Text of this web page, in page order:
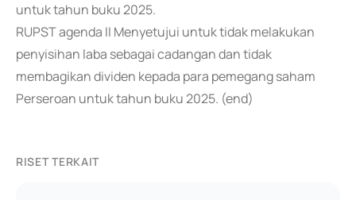
untuk tahun buku 2025.
RUPST agenda II Menyetujui untuk tidak melakukan
penyisihan laba sebagai cadangan dan tidak
membagikan dividen kepada para pemegang saham
Perseroan untuk tahun buku 2025. (end)
RISET TERKAIT